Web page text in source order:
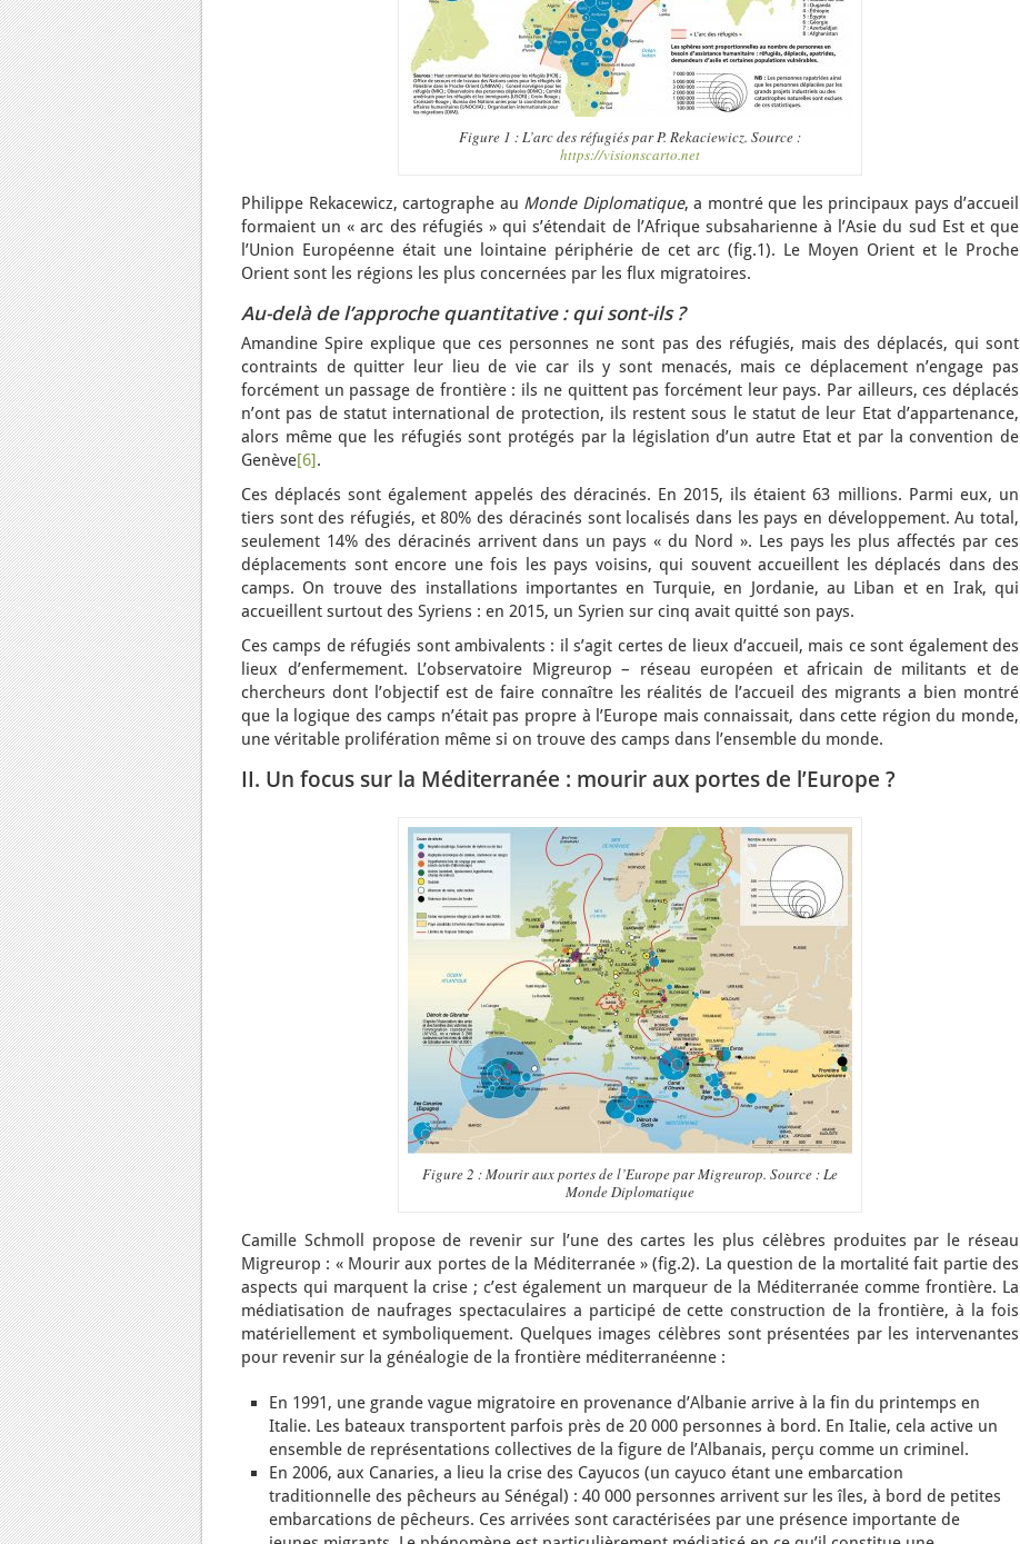
Figure 1 : L’arc des réfugiés par P. Rekaciewicz. Source :
https://visionscarto.net
Philippe Rekacewicz, cartographe au Monde Diplomatique, a montré que les principaux pays d’accueil
formaient un « arc des réfugiés » qui s’étendait de l’Afrique subsaharienne à l’Asie du sud Est et que
l’Union Européenne était une lointaine périphérie de cet arc (fig.1). Le Moyen Orient et le Proche
Orient sont les régions les plus concernées par les flux migratoires.
Au-delà de l’approche quantitative : qui sont-ils ?
Amandine Spire explique que ces personnes ne sont pas des réfugiés, mais des déplacés, qui sont
contraints de quitter leur lieu de vie car ils y sont menacés, mais ce déplacement n’engage pas
forcément un passage de frontière : ils ne quittent pas forcément leur pays. Par ailleurs, ces déplacés
n’ont pas de statut international de protection, ils restent sous le statut de leur Etat d’appartenance,
alors même que les réfugiés sont protégés par la législation d’un autre Etat et par la convention de
Genève[6].
Ces déplacés sont également appelés des déracinés. En 2015, ils étaient 63 millions. Parmi eux, un
tiers sont des réfugiés, et 80% des déracinés sont localisés dans les pays en développement. Au total,
seulement 14% des déracinés arrivent dans un pays « du Nord ». Les pays les plus affectés par ces
déplacements sont encore une fois les pays voisins, qui souvent accueillent les déplacés dans des
camps. On trouve des installations importantes en Turquie, en Jordanie, au Liban et en Irak, qui
accueillent surtout des Syriens : en 2015, un Syrien sur cinq avait quitté son pays.
Ces camps de réfugiés sont ambivalents : il s’agit certes de lieux d’accueil, mais ce sont également des
lieux d’enfermement. L’observatoire Migreurop – réseau européen et africain de militants et de
chercheurs dont l’objectif est de faire connaître les réalités de l’accueil des migrants a bien montré
que la logique des camps n’était pas propre à l’Europe mais connaissait, dans cette région du monde,
une véritable prolifération même si on trouve des camps dans l’ensemble du monde.
II. Un focus sur la Méditerranée : mourir aux portes de l’Europe ?
Figure 2 : Mourir aux portes de l’Europe par Migreurop. Source : Le
Monde Diplomatique
Camille Schmoll propose de revenir sur l’une des cartes les plus célèbres produites par le réseau
Migreurop : « Mourir aux portes de la Méditerranée » (fig.2). La question de la mortalité fait partie des
aspects qui marquent la crise ; c’est également un marqueur de la Méditerranée comme frontière. La
médiatisation de naufrages spectaculaires a participé de cette construction de la frontière, à la fois
matériellement et symboliquement. Quelques images célèbres sont présentées par les intervenantes
pour revenir sur la généalogie de la frontière méditerranéenne :
En 1991, une grande vague migratoire en provenance d’Albanie arrive à la fin du printemps en
Italie. Les bateaux transportent parfois près de 20 000 personnes à bord. En Italie, cela active un
ensemble de représentations collectives de la figure de l’Albanais, perçu comme un criminel.
En 2006, aux Canaries, a lieu la crise des Cayucos (un cayuco étant une embarcation
traditionnelle des pêcheurs au Sénégal) : 40 000 personnes arrivent sur les îles, à bord de petites
embarcations de pêcheurs. Ces arrivées sont caractérisées par une présence importante de